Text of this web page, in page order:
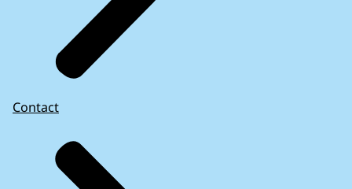
Contact